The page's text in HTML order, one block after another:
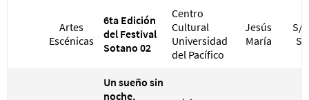
Artes
Escénicas
6ta Edición
del Festival
Sotano 02
Centro
Cultural
Universidad
del Pacífico
Jesús
María
S/
S/
Un sueño sin
noche,